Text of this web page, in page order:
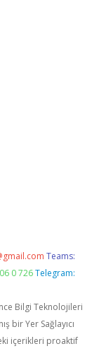
Teams:
0 726 Telegram:
Bilgi Teknolojileri
bir Yer Sağlayıcı
içerikleri proaktif